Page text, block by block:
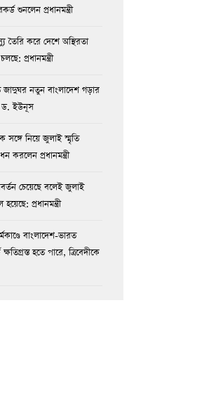
শুনলেন প্রধানমন্ত্রী
তৈরি করে দেশে অস্থিরতা
প্রধানমন্ত্রী
জাদুঘর নতুন বাংলাদেশ গড়ার
ড. ইউনূস
নিয়ে জুলাই স্মৃতি
করলেন প্রধানমন্ত্রী
চেয়েছে বলেই জুলাই
প্রধানমন্ত্রী
বাংলাদেশ-ভারত
ক্ষতিগ্রস্ত হতে পারে, ত্রিবেদীকে